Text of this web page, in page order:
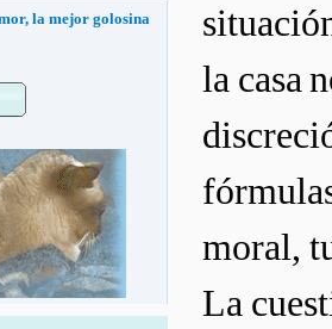
la casa
moral,
La
la mejor golosina